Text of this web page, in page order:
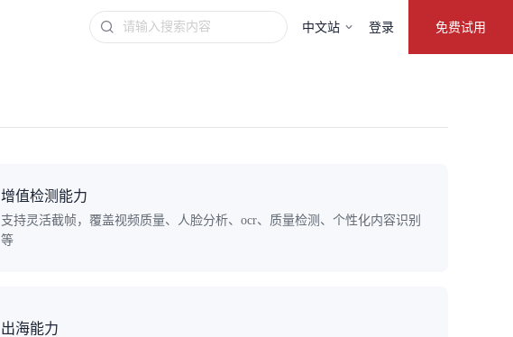
中文站 登录 免费试用
增值检测能力
支持灵活截帧，覆盖视频质量、人脸分析、ocr、质量检测、个性化内容识别
等
出海能力